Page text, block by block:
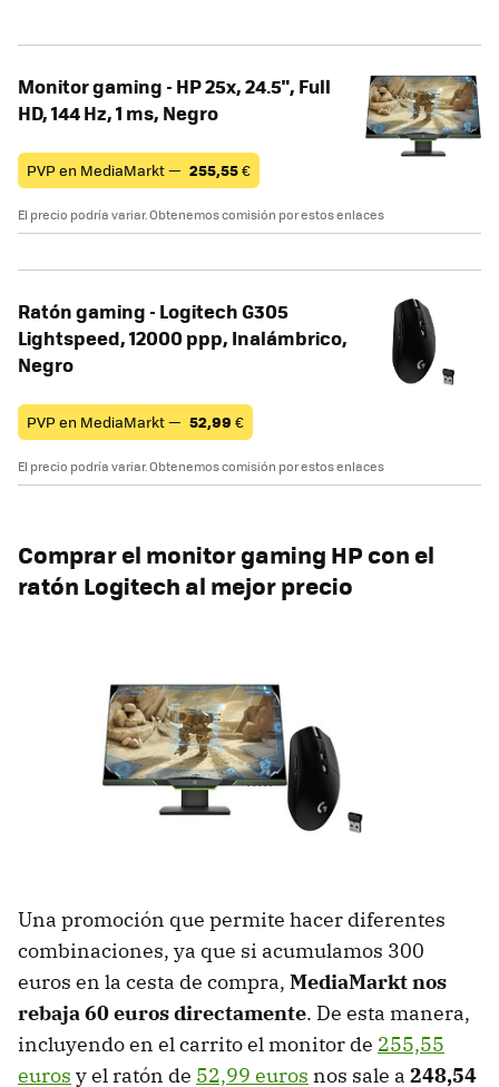
Monitor gaming - HP 25x, 24.5", Full
HD, 144 Hz, 1 ms, Negro
PVP en MediaMarkt — 255,55€
El precio podría variar. Obtenemos comisión por estos enlaces
Ratón gaming - Logitech G305
Lightspeed, 12000 ppp, Inalámbrico,
Negro
PVP en MediaMarkt — 52,99 €
El precio podría variar. Obtenemos comisión por estos enlaces
Comprar el monitor gaming HP con el
ratón Logitech al mejor precio
Una promoción que permite hacer diferentes
combinaciones, ya que si acumulamos 300
euros en la cesta de compra, MediaMarkt nos
rebaja 60 euros directamente. De esta manera,
incluyendo en el carrito el monitor de 255,55
euros y el ratón de 52,99 euros nos sale a 248,54